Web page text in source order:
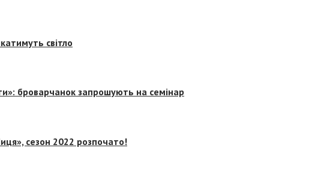
світло
броварчанок запрошують на семінар
сезон 2022 розпочато!